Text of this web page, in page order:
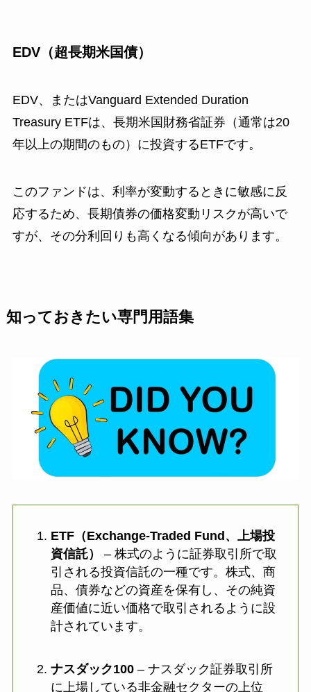
EDV（超長期米国債）
EDV、またはVanguard Extended Duration
Treasury ETFは、長期米国財務省証券（通常は20
年以上の期間のもの）に投資するETFです。
このファンドは、利率が変動するときに敏感に反
応するため、長期債券の価格変動リスクが高いで
すが、その分利回りも高くなる傾向があります。
知っておきたい専門用語集
ETF（Exchange-Traded Fund、上場投
資信託）
– 株式のように証券取引所で取
引される投資信託の一種です。株式、商
品、債券などの資産を保有し、その純資
産価値に近い価格で取引されるように設
計されています。
ナスダック100– ナスダック証券取引所
に上場している非金融セクターの上位